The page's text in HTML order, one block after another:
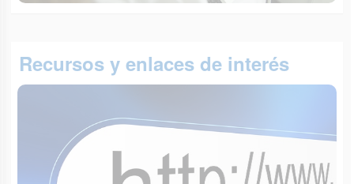
Recursos y enlaces de interés